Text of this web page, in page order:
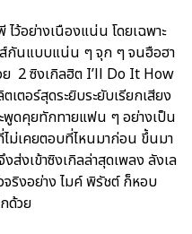
ว้อย่างเนืองแน่น โดยเฉพาะ
กันแบบแน่น ๆ จุก ๆ จนฮือฮา
2 ซิงเกิลฮิต I’ll Do It How
ตอร์สุดระยิบระยับเรียกเสียง
ดคุยทักทายแฟน ๆ อย่างเป็น
ม่เคยตอบที่ไหนมาก่อน ขึ้นมา
งเข้าซิงเกิลล่าสุดเพลง ลังเล
จริงอย่าง ไมค์ พิรัชต์ ก็หอบ
ด้วย